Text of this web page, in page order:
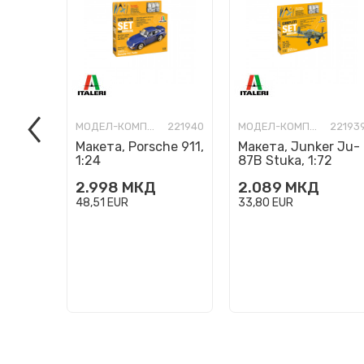
МОДЕЛ-КОМПЛЕТ 221940
Макета, Porsche 911,
1:24
2.998 МКД
48,51 EUR
МОДЕЛ-КОМПЛЕТ
Макета, Junker Ju-
87B Stuka, 1:72
2.089 МКД
33,80 EUR